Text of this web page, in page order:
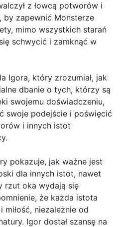
z łowcą potworów i
by zapewnić Monsterze
mimo wszystkich starań
schwycić i zamknąć w
Igora, który zrozumiał, jak
dbanie o tych, którzy są
swojemu doświadczeniu,
swoje podejście i poświęcić
i innych istot
pokazuje, jak ważne jest
dla innych istot, nawet
rzut oka wydają się
że każda istota
miłość, niezależnie od
Igor dostał szansę na